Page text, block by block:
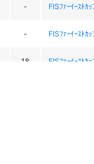
- FISﾌｧｰｲｰｽﾄｶ
- FISﾌｧｰｲｰｽﾄｶ
18 FISﾌｧｰｲｰｽﾄｶ